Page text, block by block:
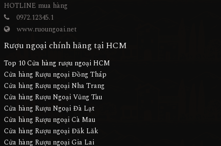
HOTLINE mua hàng
0972.12345.1
www.ruoungoai.net
Rượu ngoại chính hãng tại HCM
Top 10 Cửa hàng rượu ngoại HCM
Cửa hàng Rượu ngoại Đồng Tháp
Cửa hàng Rượu ngoại Nha Trang
Cửa hàng Rượu Ngoại Vũng Tàu
Cửa hàng Rượu Ngoại Đà Lạt
Cửa hàng Rượu ngoại Cà Mau
Cửa hàng Rượu ngoại Đăk Lăk
Cửa hàng Rượu ngoại Gia Lai